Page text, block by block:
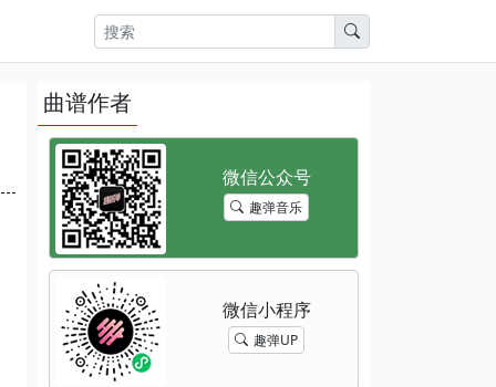
曲谱作者
趣弹音乐
趣弹UP